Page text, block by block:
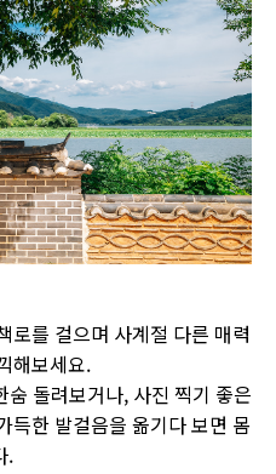
로를 걸으며 사계절 다른 매력
해보세요.
돌려보거나, 사진 찍기 좋은
득한 발걸음을 옮기다 보면 몸
.